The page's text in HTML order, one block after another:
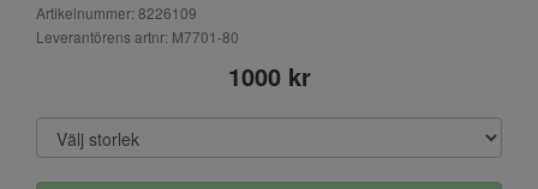
Artikelnummer: 8226109
Leverantörens artnr: M7701-80
1000 kr